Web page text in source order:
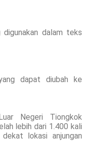
digunakan dalam teks
dapat diubah ke
Negeri Tiongkok
lebih dari 1.400 kali
lokasi anjungan